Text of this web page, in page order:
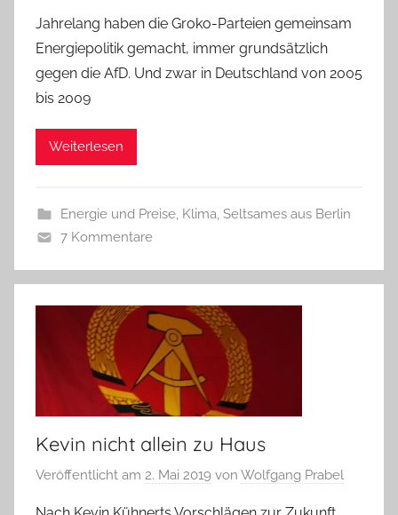
Jahrelang haben die Groko-Parteien gemeinsam
Energiepolitik gemacht, immer grundsätzlich
gegen die AfD. Und zwar in Deutschland von 2005
bis 2009
Weiterlesen
Energie und Preise, Klima, Seltsames aus Berlin
7 Kommentare
Kevin nicht allein zu Haus
Veröffentlicht am 2. Mai 2019 von Wolfgang Prabel